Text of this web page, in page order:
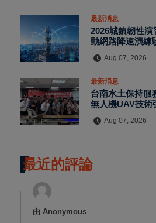
最新消息
2026城鎮韌性
動網路降速演練
Aug 07, 2026
最新消息
台南水土保持
無人機UAV技術
Aug 07, 2026
最近的評論
由 Anonymous